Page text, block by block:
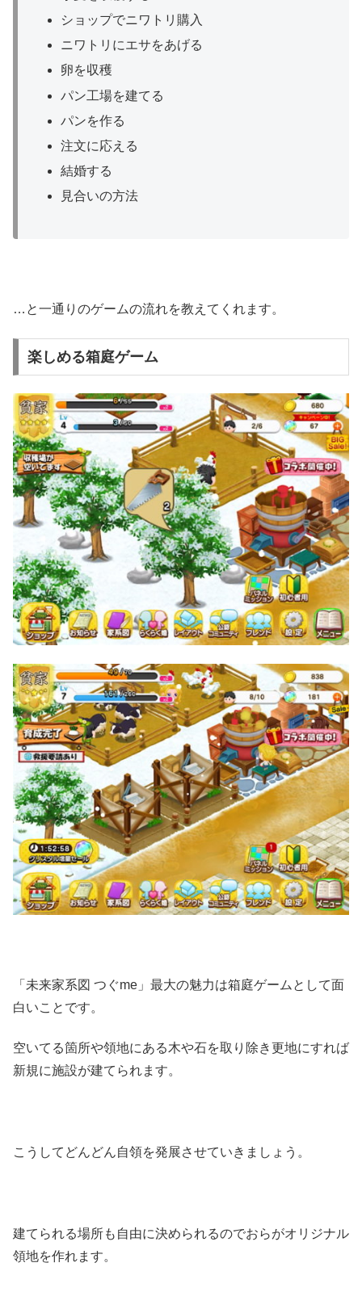
ショップでニワトリ購入
ニワトリにエサをあげる
卵を収穫
パン工場を建てる
パンを作る
注文に応える
結婚する
見合いの方法
…と一通りのゲームの流れを教えてくれます。
楽しめる箱庭ゲーム
「未来家系図 つぐme」最大の魅力は箱庭ゲームとして面
白いことです。
空いてる箇所や領地にある木や石を取り除き更地にすれば
新規に施設が建てられます。
こうしてどんどん自領を発展させていきましょう。
建てられる場所も自由に決められるのでおらがオリジナル
領地を作れます。